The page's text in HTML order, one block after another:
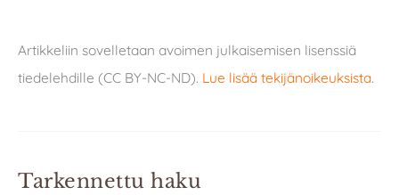
Artikkeliin sovelletaan avoimen julkaisemisen lisenssiä
tiedelehdille (CC BY-NC-ND). Lue lisää tekijänoikeuksista.
Tarkennettu haku